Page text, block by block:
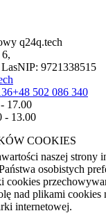
q24q.tech
NIP: 9721338515
+48 502 086 340
17.00
- 13.00
COOKIES
naszej strony
osobistych
nad plikami cookies
internetowej.